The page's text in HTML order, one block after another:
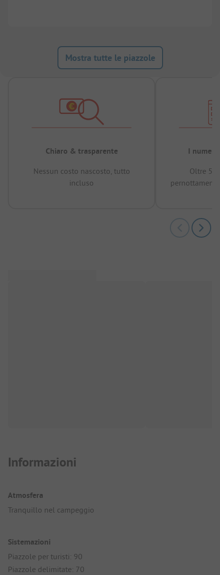
Mostra tutte le piazzole
Chiaro & trasparente
Nessun costo nascosto, tutto
incluso
I numeri
Oltre
Informazioni
Atmosfera
Tranquillo nel campeggio
Sistemazioni
Piazzole per turisti: 90
Piazzole delimitate: 70